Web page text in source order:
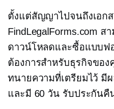
ตั้งแต่สัญญาไปจนถึงเอก
FindLegalForms.com
ดาวน์โหลดและซื้อแบบ
ต้องการสำหรับธุรกิจขอ
ทนายความที่เตรียมไว้ มี
และมี 60 วัน รับประกันคื